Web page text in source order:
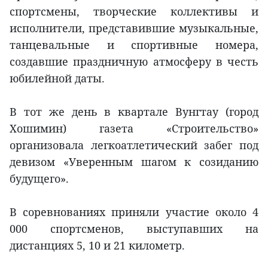
спортсмены, творческие коллективы и
исполнители, представившие музыкальные,
танцевальные и спортивные номера,
создавшие праздничную атмосферу в честь
юбилейной даты.
В тот же день в квартале Вунгтау (город
Хошимин) газета «Строительство»
организовала легкоатлетический забег под
девизом «Уверенным шагом к созиданию
будущего».
В соревнованиях приняли участие около 4
000 спортсменов, выступавших на
дистанциях 5, 10 и 21 километр.